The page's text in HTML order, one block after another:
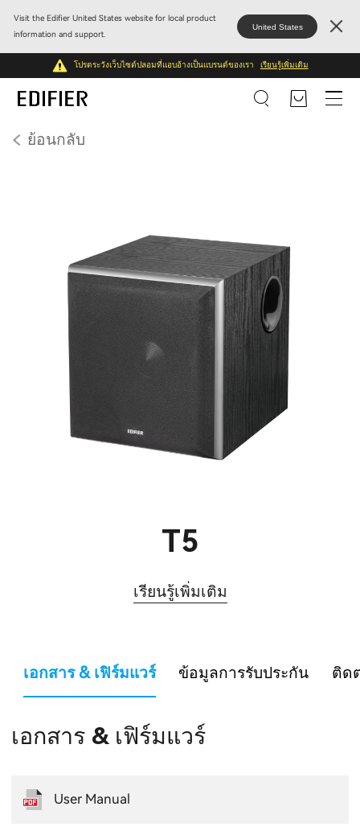
Visit the Edifier United States website for local product
information and support.
United States
โปรดระวังเว็บไซต์ปลอมที่แอบอ้างเป็นแบรนด์ของเรา เรียนรู้เพิ่มเติม
ย้อนกลับ
T5
เรียนรู้เพิ่มเติม
เอกสาร & เฟิร์มแวร์ ข้อมูลการรับประกัน ติด
เอกสาร & เฟิร์มแวร์
User Manual